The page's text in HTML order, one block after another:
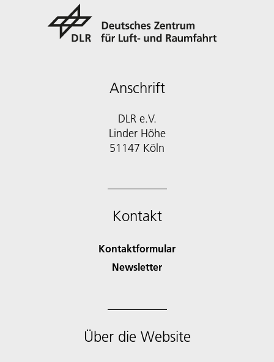
Anschrift
DLR e.V.
Linder Höhe
51147 Köln
Kontakt
Kontaktformular
Newsletter
Über die Website